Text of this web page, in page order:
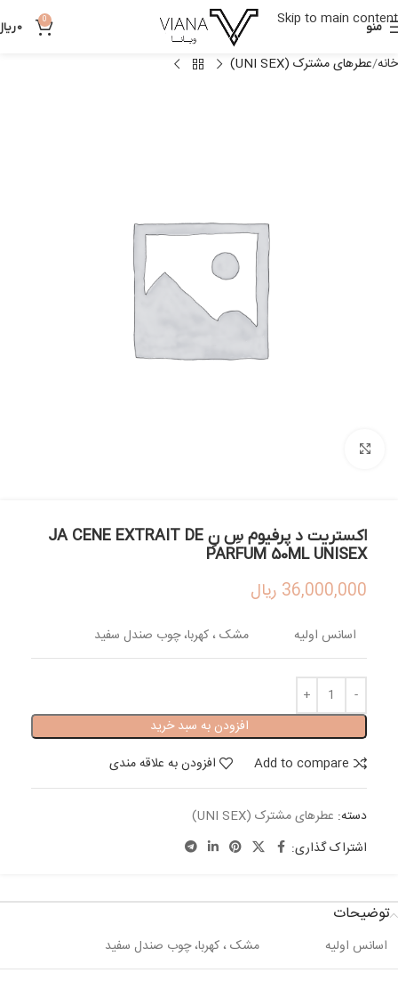
Skip to main content
منو 0
0
خانه عطرهای مشترک (UNI SEX)
اکستریت د پرفیوم سِ نِ JA CENE EXTRAIT DE
PARFUM 50ML UNISEX
36,000,000 ریال
اسانس اولیه مشک ، کهربا، چوب صندل سفید
افزودن به سبد خرید
Add to compare
افزودن به علاقه مندی
دسته: عطرهای مشترک (UNI SEX)
اشتراک گذاری:
توضیحات
اسانس اولیه مشک ، کهربا، چوب صندل سفید